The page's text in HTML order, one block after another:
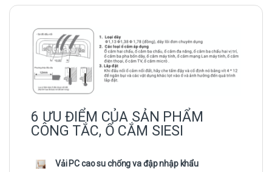
6 ƯU ĐIỂM CỦA SẢN PHẨM
CÔNG TẮC, Ổ CẮM SIESI
Vải PC cao su chống va đập nhập khẩu